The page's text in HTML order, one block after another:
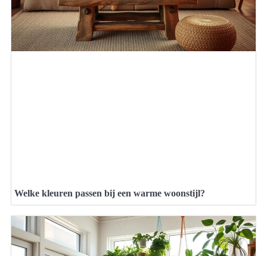
Welke kleuren passen bij een warme woonstijl?